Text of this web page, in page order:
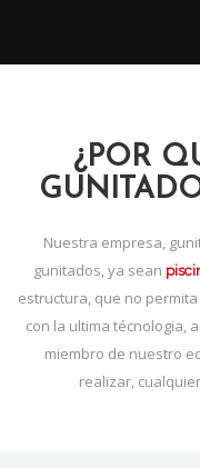
¿POR
Nuestra empresa,
gunitados, ya sean
estructura, que no
con la ultima técnologia,
miembro de nuestro
realizar,